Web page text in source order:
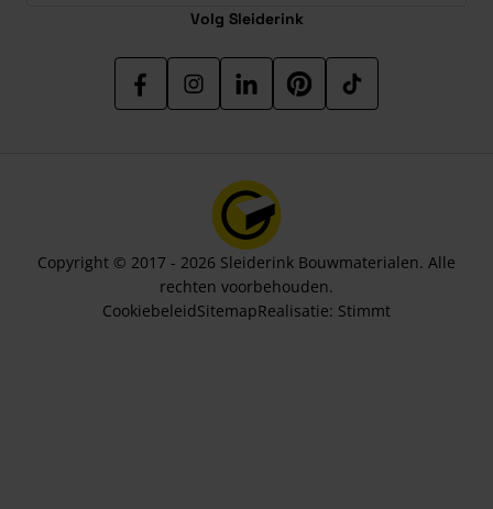
Volg Sleiderink
Copyright © 2017 - 2026 Sleiderink Bouwmaterialen. Alle
rechten voorbehouden.
CookiebeleidSitemapRealisatie: Stimmt